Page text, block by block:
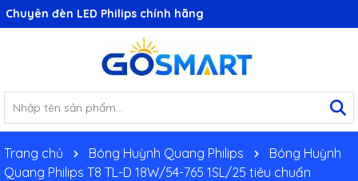
Chuyên đèn LED Philips chính hãng
Trang chủ Bóng Huỳnh Quang Philips
Bóng Huỳnh
Quang Philips T8 TL-D 18W/54-765 1SL/25 tiêu chuẩn